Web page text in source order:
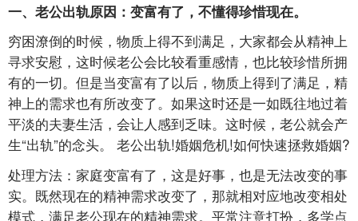
一、老公出轨原因：变富有了，不懂得珍惜现在。
穷困潦倒的时候，物质上得不到满足，大家都会从精神上
寻求安慰，这时候老公会比较看重感情，也比较珍惜所拥
有的一切。但是当变富有了以后，物质上得到了满足，精
神上的需求也有所改变了。如果这时还是一如既往地过着
平淡的夫妻生活，会让人感到乏味。这时候，老公就会产
生“出轨”的念头。 老公出轨!婚姻危机!如何快速拯救婚姻?
处理方法：家庭变富有了，这是好事，也是无法改变的事
实。既然现在的精神需求改变了，那就相对应地改变相处
模式，满足老公现在的精神需求。平常注意打扮，多学点